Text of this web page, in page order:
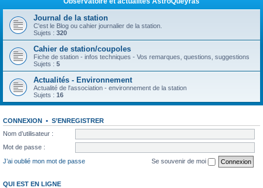
Journal de la station
C'est le Blog ou cahier journalier de la station.
Sujets : 320
Cahier de station/coupoles
Fiche de station - infos techniques - Vos remarques, questions, suggestions
Sujets : 5
Actualités - Environnement
Actualité de l'association - environnement de la station
Sujets : 16
CONNEXION • S’ENREGISTRER
Nom d’utilisateur :
Mot de passe :
J’ai oublié mon mot de passe
Se souvenir de moi
QUI EST EN LIGNE